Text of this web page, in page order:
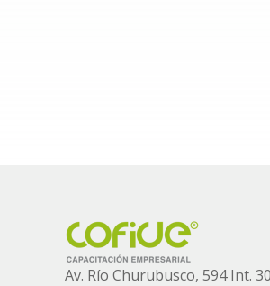
Av. Río Churubusco, 594 Int.